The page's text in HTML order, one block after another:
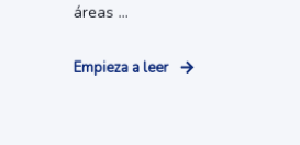
áreas ...
Empieza a leer